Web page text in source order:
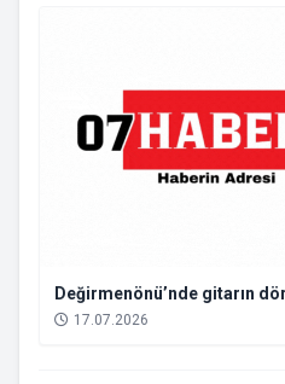
Değirmenönü’nde gitarın
17.07.2026